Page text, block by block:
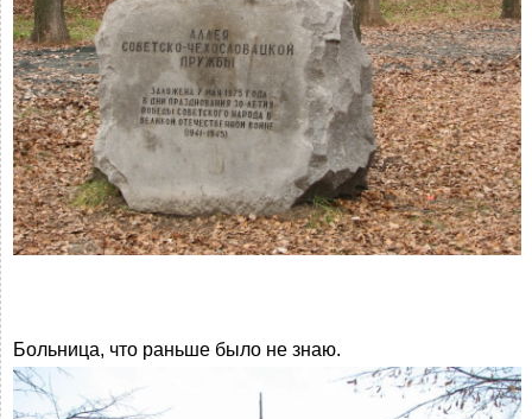
Больница, что раньше было не знаю.